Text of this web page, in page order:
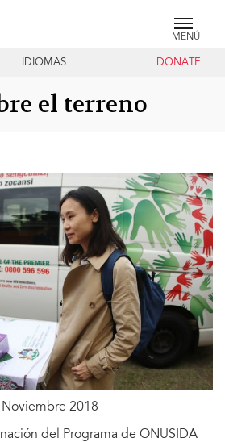
MENÚ
IDIOMAS DONATE
el terreno
Noviembre 2018
del Programa de ONUSIDA